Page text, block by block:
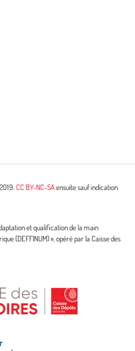
CC BY-NC-SAensuite sauf indication
et qualification de la main
(DEFFINUM) », opéré par la Caisse des